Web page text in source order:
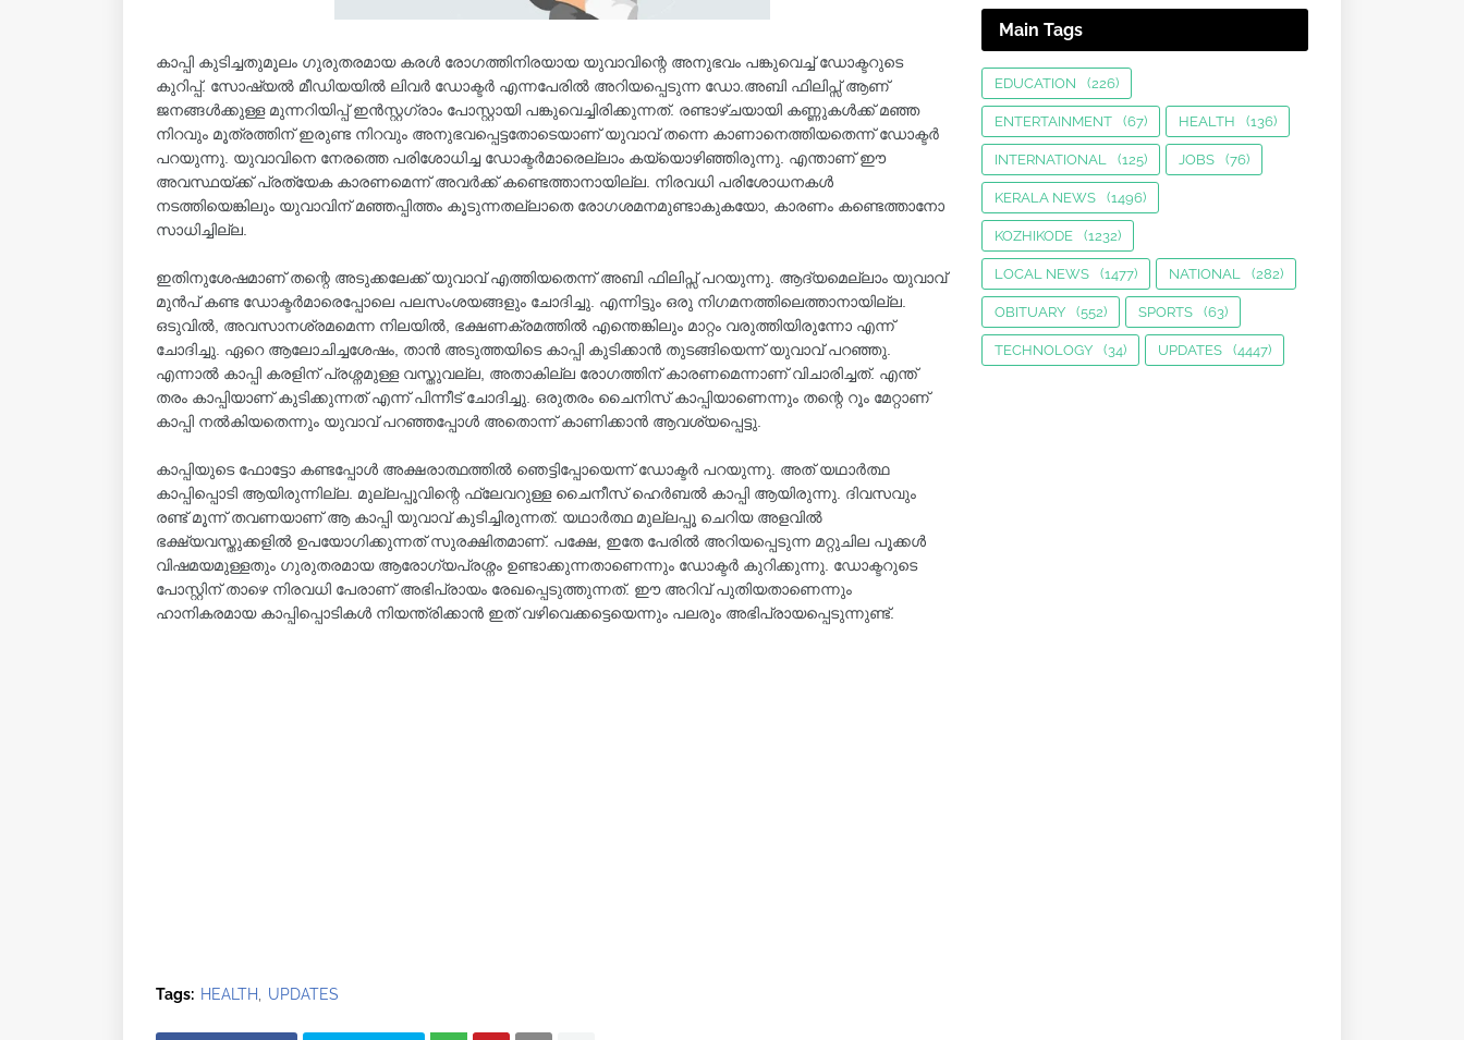
കാപ്പി കുടിച്ചതുമൂലം ഗുരുതരമായ കരൾ രോഗത്തിനിരയായ യുവാവിന്റെ അനുഭവം പങ്കുവെച്ച് ഡോക്ടറുടെ
കുറിപ്പ്. സോഷ്യൽ മീഡിയയിൽ ലിവർ ഡോക്ടർ എന്നപേരിൽ അറിയപ്പെടുന്ന ഡോ.അബി ഫിലിപ്സ് ആണ്
ജനങ്ങൾക്കുള്ള മുന്നറിയിപ്പ് ഇൻസ്റ്റഗ്രാം പോസ്റ്റായി പങ്കുവെച്ചിരിക്കുന്നത്. രണ്ടാഴ്ചയായി കണ്ണുകൾക്ക് മഞ്ഞ
നിറവും മൂത്രത്തിന് ഇരുണ്ട നിറവും അനുഭവപ്പെട്ടതോടെയാണ് യുവാവ് തന്നെ കാണാനെത്തിയതെന്ന് ഡോക്ടർ
പറയുന്നു. യുവാവിനെ നേരത്തെ പരിശോധിച്ച ഡോക്ടർമാരെല്ലാം കയ്യൊഴിഞ്ഞിരുന്നു. എന്താണ് ഈ
അവസ്ഥയ്ക്ക് പ്രത്യേക കാരണമെന്ന് അവർക്ക് കണ്ടെത്താനായില്ല. നിരവധി പരിശോധനകൾ
നടത്തിയെങ്കിലും യുവാവിന് മഞ്ഞപ്പിത്തം കൂടുന്നതല്ലാതെ രോഗശമനമുണ്ടാകുകയോ, കാരണം കണ്ടെത്താനോ
സാധിച്ചില്ല.
ഇതിനുശേഷമാണ് തന്റെ അടുക്കലേക്ക് യുവാവ് എത്തിയതെന്ന് അബി ഫിലിപ്സ് പറയുന്നു. ആദ്യമെല്ലാം യുവാവ്
മുൻപ് കണ്ട ഡോക്ടർമാരെപ്പോലെ പലസംശയങ്ങളും ചോദിച്ചു. എന്നിട്ടും ഒരു നിഗമനത്തിലെത്താനായില്ല.
ഒടുവിൽ, അവസാനശ്രമമെന്ന നിലയിൽ, ഭക്ഷണക്രമത്തിൽ എന്തെങ്കിലും മാറ്റം വരുത്തിയിരുന്നോ എന്ന്
ചോദിച്ചു. ഏറെ ആലോചിച്ചശേഷം, താൻ അടുത്തയിടെ കാപ്പി കുടിക്കാൻ തുടങ്ങിയെന്ന് യുവാവ് പറഞ്ഞു.
എന്നാൽ കാപ്പി കരളിന് പ്രശ്നമുള്ള വസ്തുവല്ല, അതാകില്ല രോഗത്തിന് കാരണമെന്നാണ് വിചാരിച്ചത്. എന്ത്
തരം കാപ്പിയാണ് കുടിക്കുന്നത് എന്ന് പിന്നീട് ചോദിച്ചു. ഒരുതരം ചൈനിസ് കാപ്പിയാണെന്നും തന്റെ റൂം മേറ്റാണ്
കാപ്പി നൽകിയതെന്നും യുവാവ് പറഞ്ഞപ്പോൾ അതൊന്ന് കാണിക്കാൻ ആവശ്യപ്പെട്ടു.
കാപ്പിയുടെ ഫോട്ടോ കണ്ടപ്പോൾ അക്ഷരാത്ഥത്തിൽ ഞെട്ടിപ്പോയെന്ന് ഡോക്ടർ പറയുന്നു. അത് യഥാർത്ഥ
കാപ്പിപ്പൊടി ആയിരുന്നില്ല. മുല്ലപ്പൂവിന്റെ ഫ്ലേവറുള്ള ചൈനീസ് ഹെർബൽ കാപ്പി ആയിരുന്നു. ദിവസവും
രണ്ട് മൂന്ന് തവണയാണ് ആ കാപ്പി യുവാവ് കുടിച്ചിരുന്നത്. യഥാർത്ഥ മുല്ലപ്പൂ ചെറിയ അളവിൽ
ഭക്ഷ്യവസ്തുക്കളിൽ ഉപയോഗിക്കുന്നത് സുരക്ഷിതമാണ്. പക്ഷേ, ഇതേ പേരിൽ അറിയപ്പെടുന്ന മറ്റുചില പൂക്കൾ
വിഷമയമുള്ളതും ഗുരുതരമായ ആരോഗ്യപ്രശ്നം ഉണ്ടാക്കുന്നതാണെന്നും ഡോക്ടർ കുറിക്കുന്നു. ഡോക്ടറുടെ
പോസ്റ്റിന് താഴെ നിരവധി പേരാണ് അഭിപ്രായം രേഖപ്പെടുത്തുന്നത്. ഈ അറിവ് പുതിയതാണെന്നും
ഹാനികരമായ കാപ്പിപ്പൊടികൾ നിയന്ത്രിക്കാൻ ഇത് വഴിവെക്കട്ടെയെന്നും പലരും അഭിപ്രായപ്പെടുന്നുണ്ട്.
Tags: HEALTH UPDATES
Main Tags
EDUCATION (226)
ENTERTAINMENT (67) HEALTH (136)
INTERNATIONAL (125) JOBS (76)
KERALA NEWS (1496)
KOZHIKODE (1232)
LOCAL NEWS (1477) NATIONAL (282)
OBITUARY (552) SPORTS (63)
TECHNOLOGY (34) UPDATES (4447)